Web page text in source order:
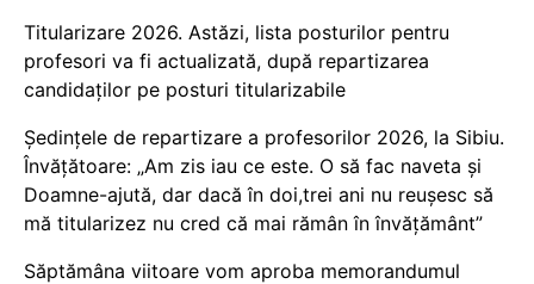
Titularizare 2026. Astăzi, lista posturilor pentru
profesori va fi actualizată, după repartizarea
candidaților pe posturi titularizabile
Ședințele de repartizare a profesorilor 2026, la Sibiu.
Învățătoare: „Am zis iau ce este. O să fac naveta și
Doamne-ajută, dar dacă în doi,trei ani nu reușesc să
mă titularizez nu cred că mai rămân în învățământ”
Săptămâna viitoare vom aproba memorandumul